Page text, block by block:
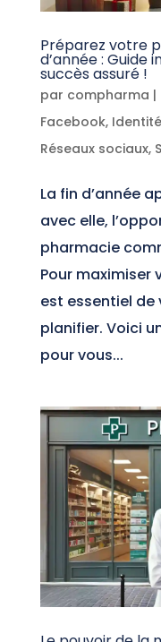
Préparez votre
d’année : Guide
succès assuré !
par compharma |
Facebook,
Réseaux sociaux,
La fin d’année
avec elle,
pharmacie
Pour maximiser
est essentiel de
planifier. Voici
pour vous...